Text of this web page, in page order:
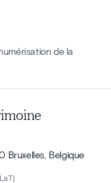
de la
Bruxelles, Belgique